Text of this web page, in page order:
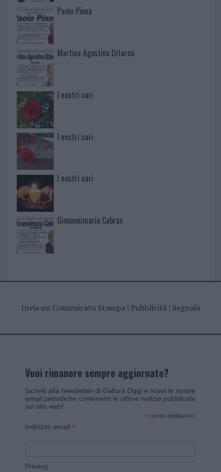
Paolo Pinna
Martina Agostina Diturco
I nostri cari
I nostri cari
I nostri cari
Giovannimaria Cabras
Invia un Comunicato Stampa| Pubblicità| Segnala
Vuoi rimanere sempre aggiornato?
Iscriviti alla newsletter di Gallura Oggi e ricevi le nostre
email periodiche contenenti le ultime notizie pubblicate
sul sito web!
* campo obbligatorio
Indirizzo email *
Privacy